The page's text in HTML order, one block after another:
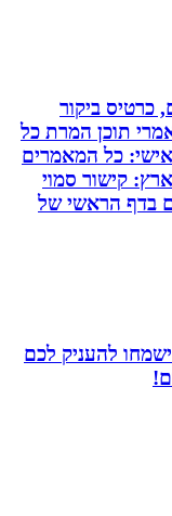
ביקור
של עד 24 מאמרי תוכן המרת כל
כל המאמרים
סמוי
הראשי של
להעניק לכם